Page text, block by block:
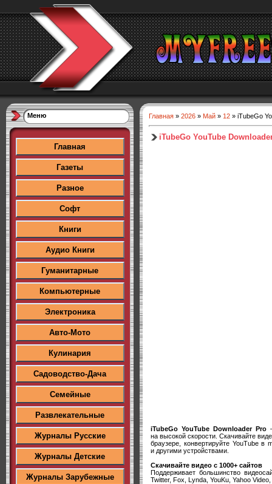
Меню
Главная
Газеты
Разное
Софт
Книги
Аудио Книги
Гуманитарные
Компьютерные
Электроника
Авто-Мото
Кулинария
Садоводство-Дача
Семейные
Развлекательные
Журналы Русские
Журналы Детские
Журналы Зарубежные
Главная » 2026 » Май » 12 » iTubeGo
iTubeGo YouTube
iTubeGo YouTube Downloader Pro
на высокой скорости. Скачивайте
браузере, конвертируйте YouTube
и другими устройствами.
Скачивайте видео с 1000+ сайтов
Поддерживает большинство
Twitter, Fox, Lynda, YouKu, Yahoo